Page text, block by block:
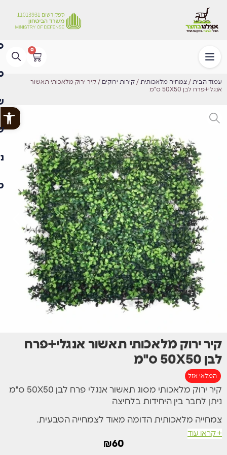
0
עמוד הבית / צמחיה מלאכותית / קירות ירוקים / קיר ירוק מלאכותי תאשור
אנגלי+פרח לבן 50X50 ס"מ
קיר ירוק מלאכותי תאשור אנגלי+פרח
לבן 50X50 ס"מ
המלאי אזל
קיר ירוק מלאכותי מסוג תאשור אנגלי פרח לבן 50X50 ס"מ
ניתן לחבר בין היחידות בלחיצה
צמחייה מלאכותית הדומה מאוד לצמחייה הטבעית.
+ קראו עוד
₪60